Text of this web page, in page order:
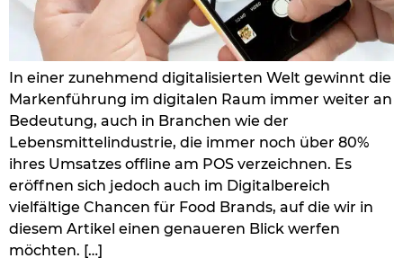
In einer zunehmend digitalisierten Welt gewinnt die
Markenführung im digitalen Raum immer weiter an
Bedeutung, auch in Branchen wie der
Lebensmittelindustrie, die immer noch über 80%
ihres Umsatzes offline am POS verzeichnen. Es
eröffnen sich jedoch auch im Digitalbereich
vielfältige Chancen für Food Brands, auf die wir in
diesem Artikel einen genaueren Blick werfen
möchten. […]